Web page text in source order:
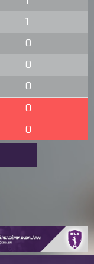
1
0
0
0
0
0